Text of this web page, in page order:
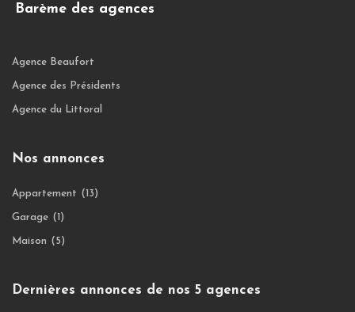
Barème des agences
Agence Beaufort
Agence des Présidents
Agence du Littoral
Nos annonces
Appartement (13)
Garage (1)
Maison (5)
Dernières annonces de nos 5 agences